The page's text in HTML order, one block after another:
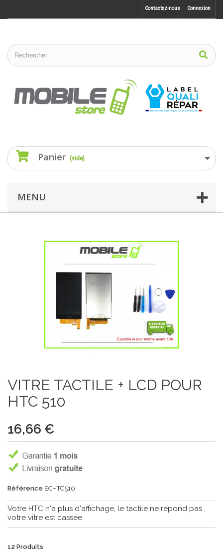
Connexion
Contactez-nous
Panier (vide)
MENU
VITRE TACTILE + LCD POUR
HTC 510
16,66 €
Référence ECHTC510
Votre HTC n'a plus d'affichage, le tactile ne répond pas ,
votre vitre est cassée
12 Produits